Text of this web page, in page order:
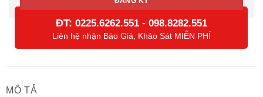
ĐT: 0225.6262.551 - 098.8282.551
Liên hệ nhận Báo Giá, Khảo Sát MIỄN PHÍ
MÔ TẢ